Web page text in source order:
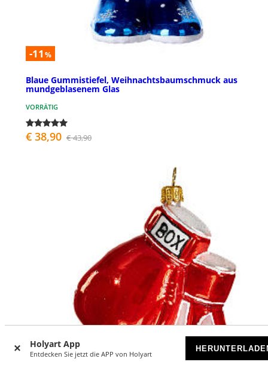
Holyart App
Entdecken Sie jetzt die APP von Holyart
-11 %
Blaue Gummistiefel, Weihnachtsbaumschmuck aus
mundgeblasenem Glas
VORRÄTIG
€ 38,90 € 43,90